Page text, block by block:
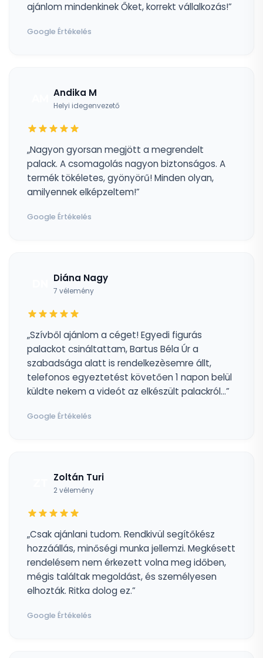
ajánlom mindenkinek Őket, korrekt vállalkozás!”
Google Értékelés
Andika M
Helyi idegenvezető
„Nagyon gyorsan megjött a megrendelt
palack. A csomagolás nagyon biztonságos. A
termék tökéletes, gyönyörű! Minden olyan,
amilyennek elképzeltem!”
Google Értékelés
Diána Nagy
7 vélemény
„Szívből ajánlom a céget! Egyedi figurás
palackot csináltattam, Bartus Béla Úr a
szabadsága alatt is rendelkezèsemre állt,
telefonos egyeztetést követően 1 napon belül
küldte nekem a videót az elkészült palackról...”
Google Értékelés
Zoltán Turi
2 vélemény
„Csak ajánlani tudom. Rendkivül segítőkész
hozzáállás, minőségi munka jellemzi. Megkésett
rendelésem nem érkezett volna meg időben,
mégis találtak megoldást, és személyesen
elhozták. Ritka dolog ez.”
Google Értékelés